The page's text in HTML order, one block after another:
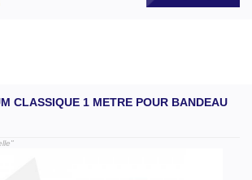
CLASSIQUE 1 METRE POUR BANDEAU